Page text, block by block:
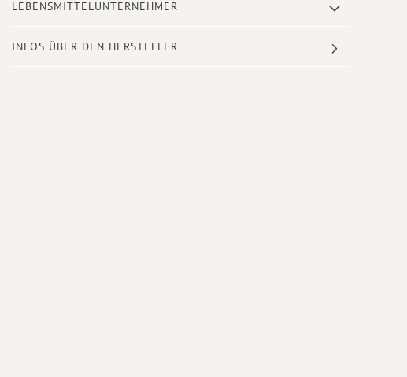
Bildergalerie
LEBENSMITTELUNTERNEHMER
INFOS ÜBER DEN HERSTELLER